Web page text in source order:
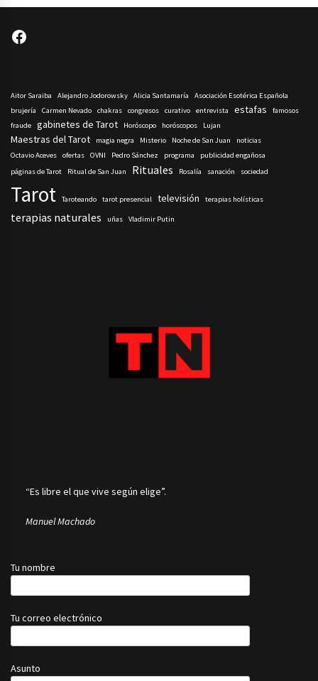
Facebook
Aitor Saraiba Alejandro Jodorowsky Alicia Santamaría
Asociación Esotérica Española
brujería
Carmen Nevado chakras congresos curativo entrevista estafas
famosos
fraude
gabinetes de Tarot Horóscopo horóscopos Lujan
Maestras del Tarot magia negra Misterio Noche de San Juan
noticias
Octavio Aceves
ofertas OVNI Pedro Sánchez programa
publicidad engañosa
páginas de Tarot
Ritual de San Juan Rituales Rosalía sanación sociedad
Tarot Taroteando tarot presencial televisión terapias holísticas
terapias naturales uñas Vladimir Putin
“Es libre el que vive según elige”.
Manuel Machado
Tu nombre
Tu correo electrónico
Asunto